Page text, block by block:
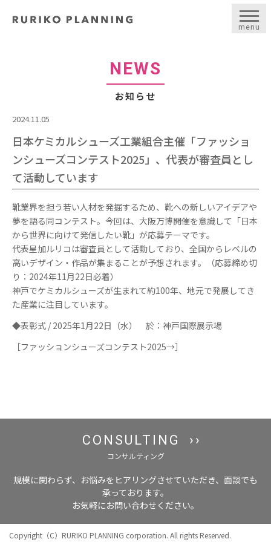
menu
NEWS
お知らせ
2024.11.05
日本ケミカルシューズ工業組合主催「ファッショ
ンシューズコンテスト2025」、代表が審査員とし
て活動しています
靴業界を担う若い人材を発掘するため、靴への新しいアイデアや
夢を語る同コンテスト。今回は、大阪万博開催を意識して「日本
から世界に向けて発信したい靴」が応募テーマです。
代表星加ルリコは審査員として活動しており、全国からレベルの
高いデザイン・作品が集まることが予想されます。（応募締め切
り：2024年11月22日必着）
神戸でケミカルシューズが生まれて約100年、地元で発展してき
た産業に注目しています。
◆表彰式 / 2025年1月22日（水） 於：神戸国際展示場
［ファッションシューズコンテスト2025→］
CONSULTING
コンサルティング
規模に関わらず、お悩みをヒアリングさせていただき、面談でも
承っております。
お気軽にお問い合わせください。
Copyright（C）RURIKO PLANNING corporation. All rights Reserved.